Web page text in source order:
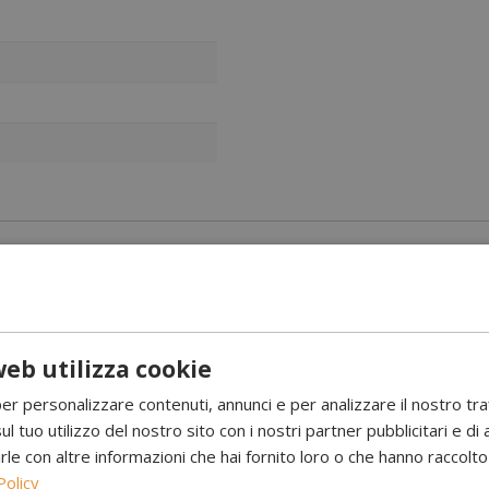
con look classico da stufa a legna
ispirato alla classica stufa a legna. Questa moderna
sia in casa che nella casa estiva, creando istantaneamente
da pulire e mantenere poiché il bioetanolo non produce fumo,
utilizza cookie
personalizzare contenuti, annunci e per analizzare il nostro
tuo utilizzo del nostro sito con i nostri partner pubblicitari e di
con altre informazioni che hai fornito loro o che hanno